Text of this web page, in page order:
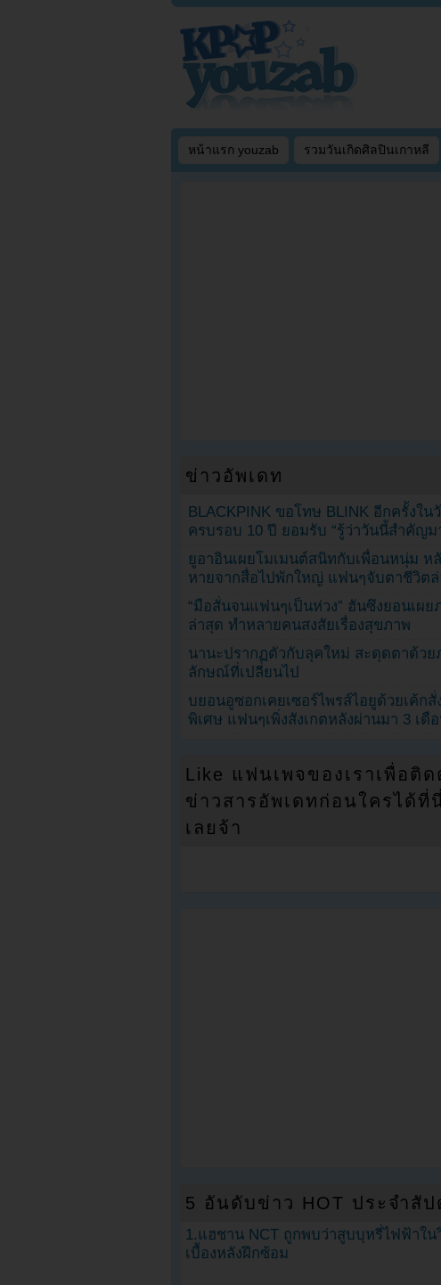
หน้าแรก youzab รวมวันเกิดศิลปินเกาหลี
ข่าวอัพเดท
BLACKPINK ขอโทษ BLINK อีกครั้งใน
ครบรอบ 10 ปี ยอมรับ “รู้ว่าวันนี้สำคัญม
ยูอาอินเผยโมเมนต์สนิทกับเพื่อนหนุ่ม ห
หายจากสื่อไปพักใหญ่ แฟนๆจับตาชีวิต
“มือสั่นจนแฟนๆเป็นห่วง” ฮันซึงยอนเผย
ล่าสุด ทำหลายคนสงสัยเรื่องสุขภาพ
นานะปรากฏตัวกับลุคใหม่ สะดุดตาด้วย
ลักษณ์ที่เปลี่ยนไป
บยอนอูซอกเคยเซอร์ไพรส์ไอยูด้วยเค้กสั่
พิเศษ แฟนๆเพิ่งสังเกตหลังผ่านมา 3 เดื
Like แฟนเพจของเราเพื่อติด
ข่าวสารอัพเดทก่อนใครได้ที่
เลยจ้า
5 อันดับข่าว HOT ประจำสัป
1.แฮชาน NCT ถูกพบว่าสูบบุหรี่ไฟฟ้าใน
เบื้องหลังฝึกซ้อม